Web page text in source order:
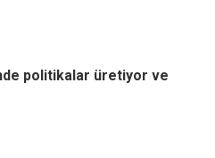
politikalar üretiyor ve